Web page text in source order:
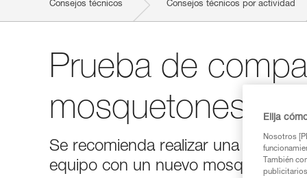
Consejos técnicos Consejos técnicos por actividad
Prueba de
mosquetones
Se recomienda realizar una prueba
equipo con un nuevo mosquetón.
Elija
Nosotros
También